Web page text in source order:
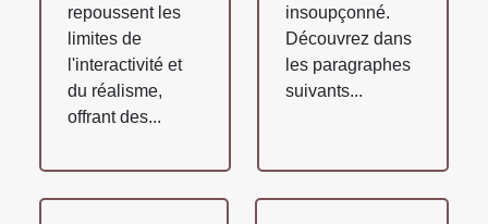
repoussent les
limites de
l'interactivité et
du réalisme,
offrant des...
insoupçonné.
Découvrez dans
les paragraphes
suivants...